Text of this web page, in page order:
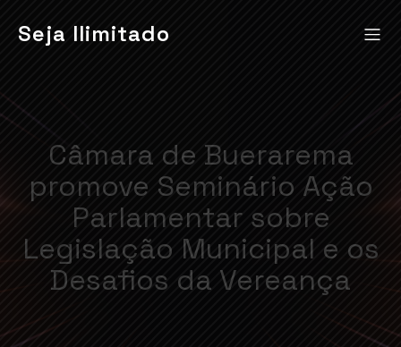
Seja Ilimitado
Câmara de Buerarema
promove Seminário Ação
Parlamentar sobre
Legislação Municipal e os
Desafios da Vereança